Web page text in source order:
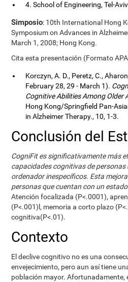
4. School of Engineering, Tel-
Simposio: 10th International Hong
Symposium on Advances in
March 1, 2008; Hong Kong.
Cita esta presentación (Formato
Korczyn, A. D., Peretz, C.,
February 28, 29 - March 1).
Cognitive Abilities Among Older
Hong Kong/Springfield Pan-
in Alzheimer Therapy., 10, 1-3.
Conclusión del
CogniFit es significativamente más
capacidades cognitivas de personas
ordenador inespecíficos. Esta
personas que cuentan con un
Atención focalizada (P<.0001),
(P<.001)l, memoria a corto plazo
cognitiva(P<.01).
Contexto
El declive cognitivo no es una
envejecimiento, pero aun así tiene
población mayor. Afortunadamente,